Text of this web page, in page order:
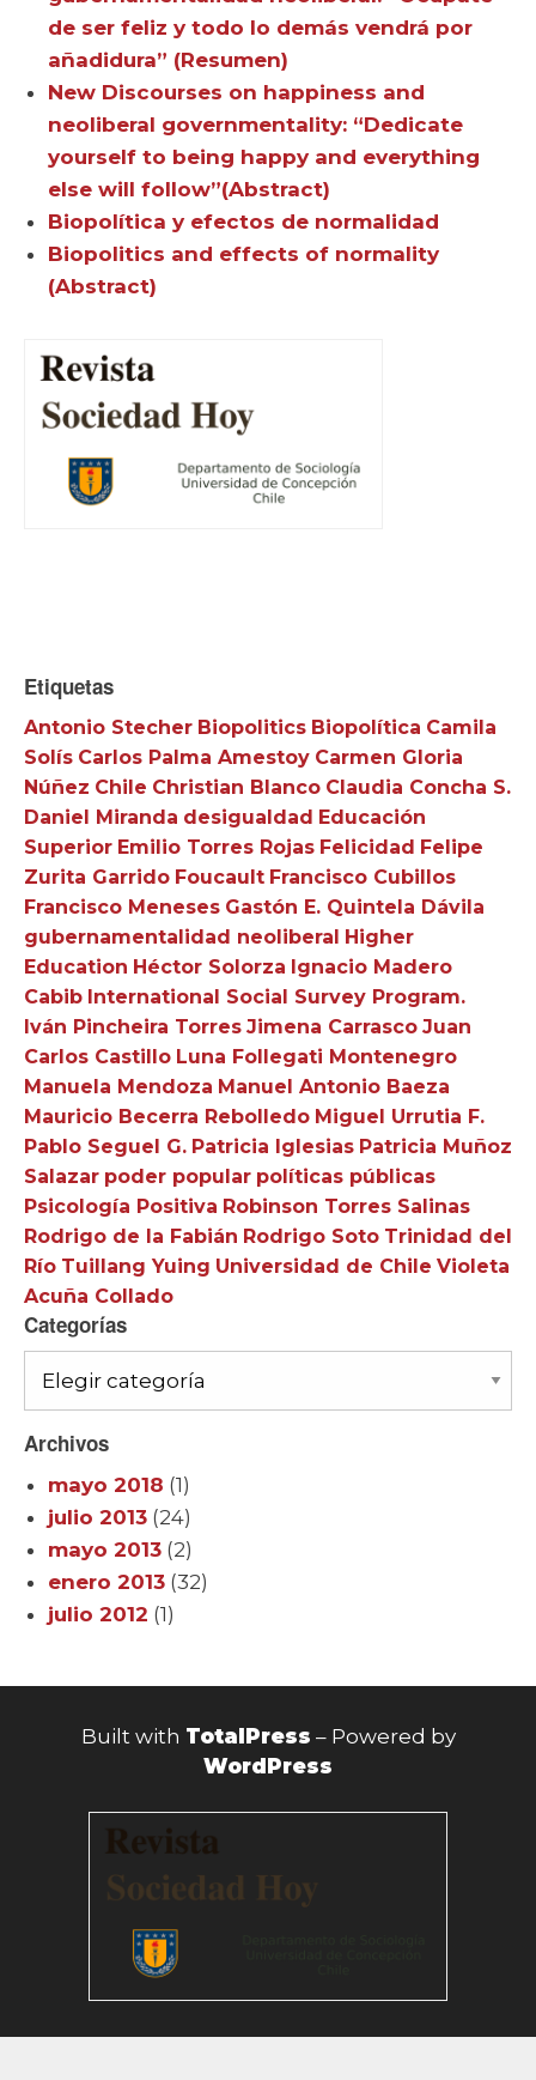
de ser feliz y todo lo demás vendrá por
añadidura” (Resumen)
New Discourses on happiness and
neoliberal governmentality: “Dedicate
yourself to being happy and everything
else will follow”(Abstract)
Biopolítica y efectos de normalidad
Biopolitics and effects of normality
(Abstract)
Etiquetas
Antonio Stecher Biopolitics Biopolítica Camila
Solís Carlos Palma Amestoy Carmen Gloria
Núñez Chile Christian Blanco Claudia Concha S.
Daniel Miranda desigualdad Educación
Superior Emilio Torres Rojas Felicidad Felipe
Zurita Garrido Foucault Francisco Cubillos
Francisco Meneses Gastón E. Quintela Dávila
gubernamentalidad neoliberal Higher
Education Héctor Solorza Ignacio Madero
Cabib International Social Survey Program.
Iván Pincheira Torres Jimena Carrasco Juan
Carlos Castillo Luna Follegati Montenegro
Manuela Mendoza Manuel Antonio Baeza
Mauricio Becerra Rebolledo Miguel Urrutia F.
Pablo Seguel G. Patricia Iglesias Patricia Muñoz
Salazar poder popular políticas públicas
Psicología Positiva Robinson Torres Salinas
Rodrigo de la Fabián Rodrigo Soto Trinidad del
Río Tuillang Yuing Universidad de Chile Violeta
Acuña Collado
Categorías
Archivos
mayo 2018 (1)
julio 2013 (24)
mayo 2013 (2)
enero 2013 (32)
julio 2012 (1)
Built with TotalPress – Powered by
WordPress